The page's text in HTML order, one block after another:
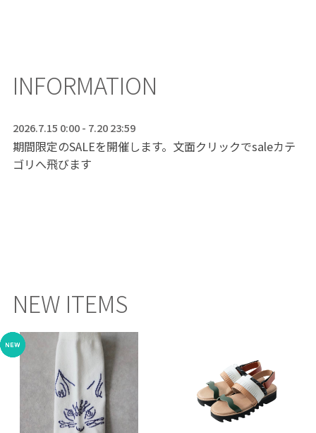
NEW ITEMS
INFORMATION
2026.7.15 0:00 - 7.20 23:59
期間限定のSALEを開催します。文面クリックでsaleカテ
ゴリへ飛びます